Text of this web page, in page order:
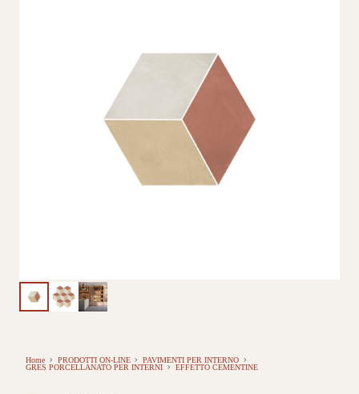
Home PRODOTTI ON-LINE
PAVIMENTI PER INTERNO
GRES PORCELLANATO PER INTERNI
EFFETTO CEMENTINE